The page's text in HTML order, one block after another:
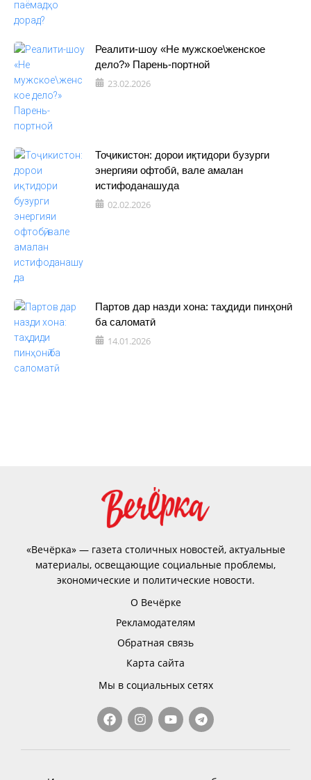
Реалити-шоу «Не мужское\женское
дело?» Парень-портной
23.02.2026
Тоҷикистон: дорои иқтидори бузурги
энергияи офтобӣ, вале амалан
истифоданашуда
02.02.2026
Партов дар назди хона: таҳдиди пинҳонӣ
ба саломатӣ
14.01.2026
«Вечёрка» — газета столичных новостей, актуальные
материалы, освещающие социальные проблемы,
экономические и политические новости.
О Вечёрке
Рекламодателям
Обратная связь
Карта сайта
Мы в социальных сетях